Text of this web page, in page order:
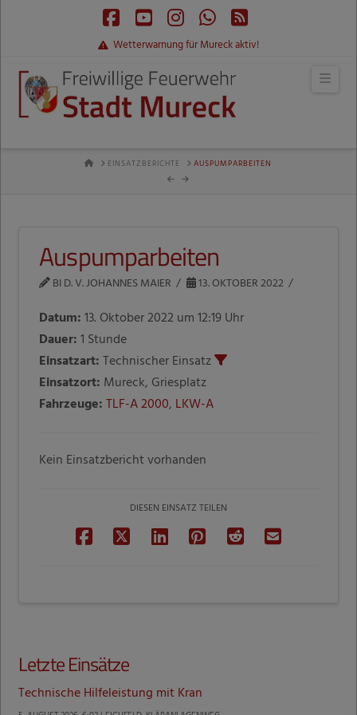
Facebook
YouTube
Instagram
Whatsapp
RSS
Wetterwarnung für Mureck aktiv!
HOMEEINSATZBERICHTE AUSPUMPARBEITEN
Auspumparbeiten
BI D. V. JOHANNES MAIER 13. OKTOBER 2022
Datum:13. Oktober 2022 um 12:19 Uhr
Dauer:1 Stunde
Einsatzart:Technischer Einsatz
Einsatzort: Mureck, Griesplatz
Fahrzeuge: TLF-A 2000, LKW-A
Kein Einsatzbericht vorhanden
DIESEN EINSATZ TEILEN
Letzte Einsätze
Technische Hilfeleistung mit Kran